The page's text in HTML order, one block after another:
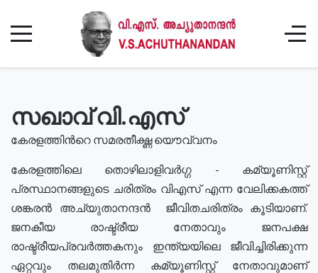
സഖാവ് വി.എസ്
കേരളത്തിൻറെ സമരതീക്ഷ്ണ യൌവ്വനം
കേരളത്തിലെ തൊഴിലാളിവർഗ്ഗ - കമ്യൂണിസ്റ്റ്
പ്രസ്ഥാനങ്ങളുടെ ചരിത്രം വിഎസ് എന്ന വേലിക്കകത്ത്
ശങ്കരൻ അച്യുതാനന്ദൻ ജീവിതചരിത്രം കൂടിയാണ്.
ജനകീയ രാഷ്ട്രീയ നേതാവും ജനപക്ഷ
രാഷ്ട്രീയപ്രവർത്തകനും ഇന്ത്യയിലെ ജീവിച്ചിരിക്കുന്ന
ഏറ്റവും തലമുതിർന്ന കമ്യൂണിസ്റ്റ് നേതാവുമാണ്